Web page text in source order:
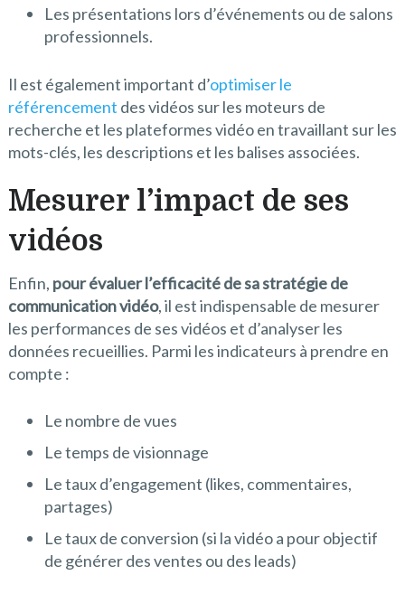
Les présentations lors d’événements ou de salons
professionnels.
Il est également important d’optimiser le
référencement des vidéos sur les moteurs de
recherche et les plateformes vidéo en travaillant sur les
mots-clés, les descriptions et les balises associées.
Mesurer l’impact de ses
vidéos
Enfin, pour évaluer l’efficacité de sa stratégie de
communication vidéo, il est indispensable de mesurer
les performances de ses vidéos et d’analyser les
données recueillies. Parmi les indicateurs à prendre en
compte :
Le nombre de vues
Le temps de visionnage
Le taux d’engagement (likes, commentaires,
partages)
Le taux de conversion (si la vidéo a pour objectif
de générer des ventes ou des leads)